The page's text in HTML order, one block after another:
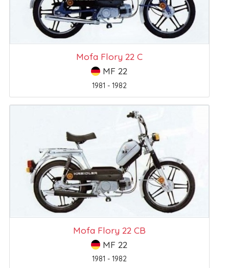
Mofa Flory 22 C
MF 22
1981 - 1982
Mofa Flory 22 CB
MF 22
1981 - 1982